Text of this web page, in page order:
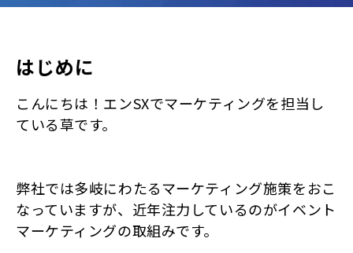
はじめに
こんにちは！エンSXでマーケティングを担当し
ている草です。
弊社では多岐にわたるマーケティング施策をおこ
なっていますが、近年注力しているのがイベント
マーケティングの取組みです。